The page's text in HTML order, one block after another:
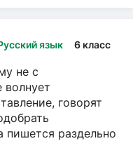
язык 6 класс
не с
волнует
говорят
пишется раздельно